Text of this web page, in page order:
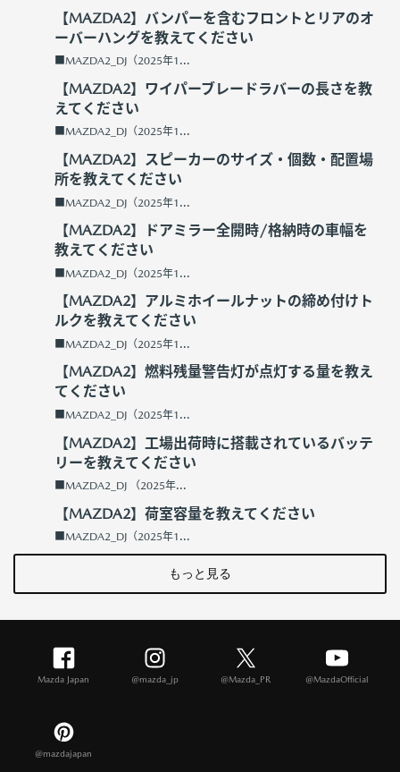
【MAZDA2】バンパーを含むフロントとリアのオ
ーバーハングを教えてください
■MAZDA2_DJ（2025年1...
【MAZDA2】ワイパーブレードラバーの長さを教
えてください
■MAZDA2_DJ（2025年1...
【MAZDA2】スピーカーのサイズ・個数・配置場
所を教えてください
■MAZDA2_DJ（2025年1...
【MAZDA2】ドアミラー全開時/格納時の車幅を
教えてください
■MAZDA2_DJ（2025年1...
【MAZDA2】アルミホイールナットの締め付けト
ルクを教えてください
■MAZDA2_DJ（2025年1...
【MAZDA2】燃料残量警告灯が点灯する量を教え
てください
■MAZDA2_DJ（2025年1...
【MAZDA2】工場出荷時に搭載されているバッテ
リーを教えてください
■MAZDA2_DJ （2025年...
【MAZDA2】荷室容量を教えてください
■MAZDA2_DJ（2025年1...
もっと見る
Mazda Japan @mazda_jp @Mazda_PR @MazdaOfficial
@mazdajapan